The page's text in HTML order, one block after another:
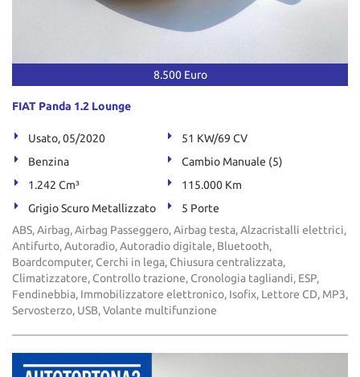
8.500 Euro
FIAT Panda 1.2 Lounge
Usato, 05/2020
51 KW/69 CV
Benzina
Cambio Manuale (5)
1.242 Cm³
115.000 Km
Grigio Scuro Metallizzato
5 Porte
ABS, Airbag, Airbag Passeggero, Airbag testa, Alzacristalli elettrici,
Antifurto, Autoradio, Autoradio digitale, Bluetooth,
Boardcomputer, Cerchi in lega, Chiusura centralizzata,
Climatizzatore, Controllo trazione, Cronologia tagliandi, ESP,
Fendinebbia, Immobilizzatore elettronico, Isofix, Lettore CD, MP3,
Servosterzo, USB, Volante multifunzione